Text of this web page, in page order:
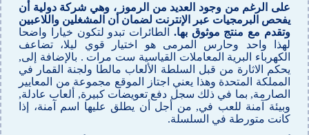
على الرغم من وجود العديد من الرموز ، وهي شركة دولية أن
يفحص البرمجيات عبر الإنترنت لضمان أن المشغلين واللاعبين
وتقدم مع منتج موثوق بها.
الطائرات تبدو لتكون خيارا واضحا
لهذا واحد وحارس المرمى هو اختيار قوي ليلا، تضاعف
الكهرباء البرية المعاملات القياسية ست مرات . بالإضافة إلى,
يحكم الاثارة من قبل السلطة الألعاب مالطا ولجنة القمار في
المملكة المتحدة وهذا يعني اجتاز الموقع مجموعة من المعايير
الصارمة, بما في ذلك سجل دفع تعويضات كبيرة, ألعاب عادلة,
وبيئة آمنة للعب في, من أجل أن يطلق عليها اسم آمنة، إذا
كانت متورطة في السلسلة.